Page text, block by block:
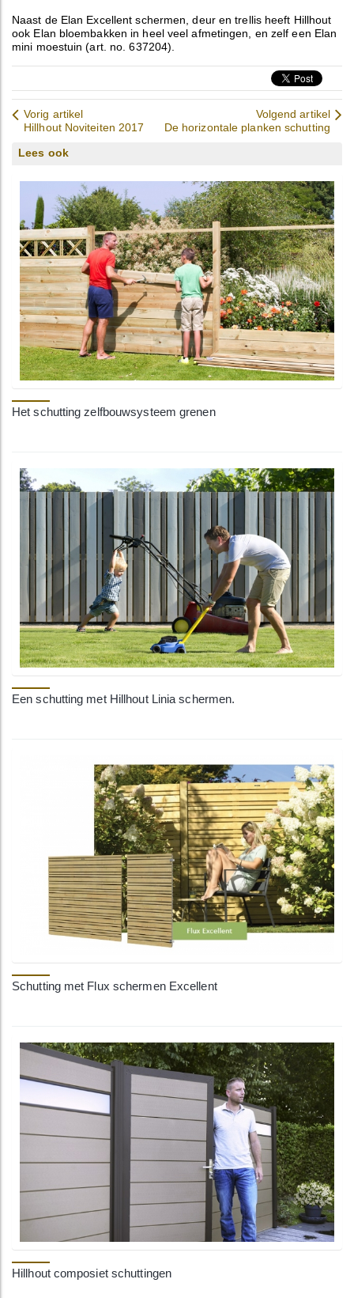
Naast de Elan Excellent schermen, deur en trellis heeft Hillhout
ook Elan bloembakken in heel veel afmetingen, en zelf een Elan
mini moestuin (art. no. 637204).
Vorig artikel
Hillhout Noviteiten 2017
Volgend artikel
De horizontale planken schutting
Lees ook
Het schutting zelfbouwsysteem grenen
Een schutting met Hillhout Linia schermen.
Schutting met Flux schermen Excellent
Hillhout composiet schuttingen